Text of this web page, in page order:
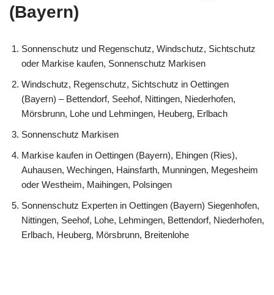
(Bayern)
Sonnenschutz und Regenschutz, Windschutz, Sichtschutz
oder Markise kaufen, Sonnenschutz Markisen
Windschutz, Regenschutz, Sichtschutz in Oettingen
(Bayern) – Bettendorf, Seehof, Nittingen, Niederhofen,
Mörsbrunn, Lohe und Lehmingen, Heuberg, Erlbach
Sonnenschutz Markisen
Markise kaufen in Oettingen (Bayern), Ehingen (Ries),
Auhausen, Wechingen, Hainsfarth, Munningen, Megesheim
oder Westheim, Maihingen, Polsingen
Sonnenschutz Experten in Oettingen (Bayern) Siegenhofen,
Nittingen, Seehof, Lohe, Lehmingen, Bettendorf, Niederhofen,
Erlbach, Heuberg, Mörsbrunn, Breitenlohe